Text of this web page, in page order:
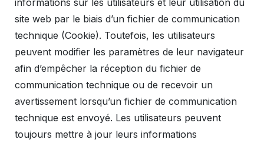
informations sur les utilisateurs et leur utilisation du
site web par le biais d’un fichier de communication
technique (Cookie). Toutefois, les utilisateurs
peuvent modifier les paramètres de leur navigateur
afin d’empêcher la réception du fichier de
communication technique ou de recevoir un
avertissement lorsqu’un fichier de communication
technique est envoyé. Les utilisateurs peuvent
toujours mettre à jour leurs informations